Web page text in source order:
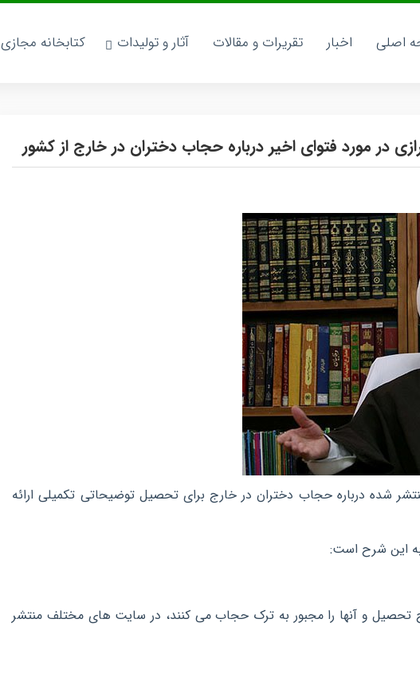
اصلی اخبار تقریرات و مقالات آثار و تولیدات کتابخانه مجازی
در مورد فتوای اخیر درباره حجاب دختران در خارج از کشور
شده درباره حجاب دختران در خارج برای تحصیل توضیحاتی تکمیلی ارائه
این شرح است:
تحصیل و آنها را مجبور به ترک حجاب می کنند، در سایت های مختلف منتشر